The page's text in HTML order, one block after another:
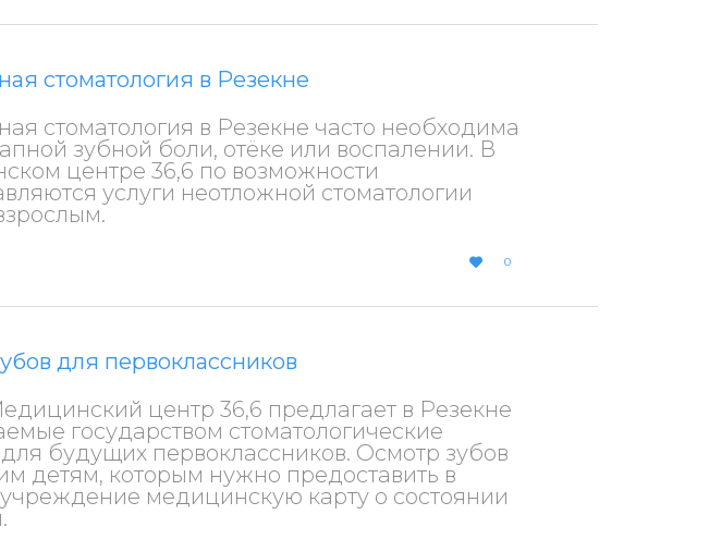
стоматология в Резекне
стоматология в Резекне часто необходима
зубной боли, отёке или воспалении. В
центре 36,6 по возможности
услуги неотложной стоматологии

LOVE
IT
0
для первоклассников
центр 36,6 предлагает в Резекне
государством стоматологические
будущих первоклассников. Осмотр зубов
детям, которым нужно предоставить в
медицинскую карту о состоянии